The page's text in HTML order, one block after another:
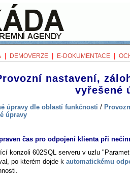
DEMOVERZE E-DOKUMENTACE
nastavení,
vyřešené
úpravy dle oblastí funkčnosti /
úpravy
čas pro odpojení klienta při
konzoli 602SQL serveru v uzlu
po kterém dojde k automatickému